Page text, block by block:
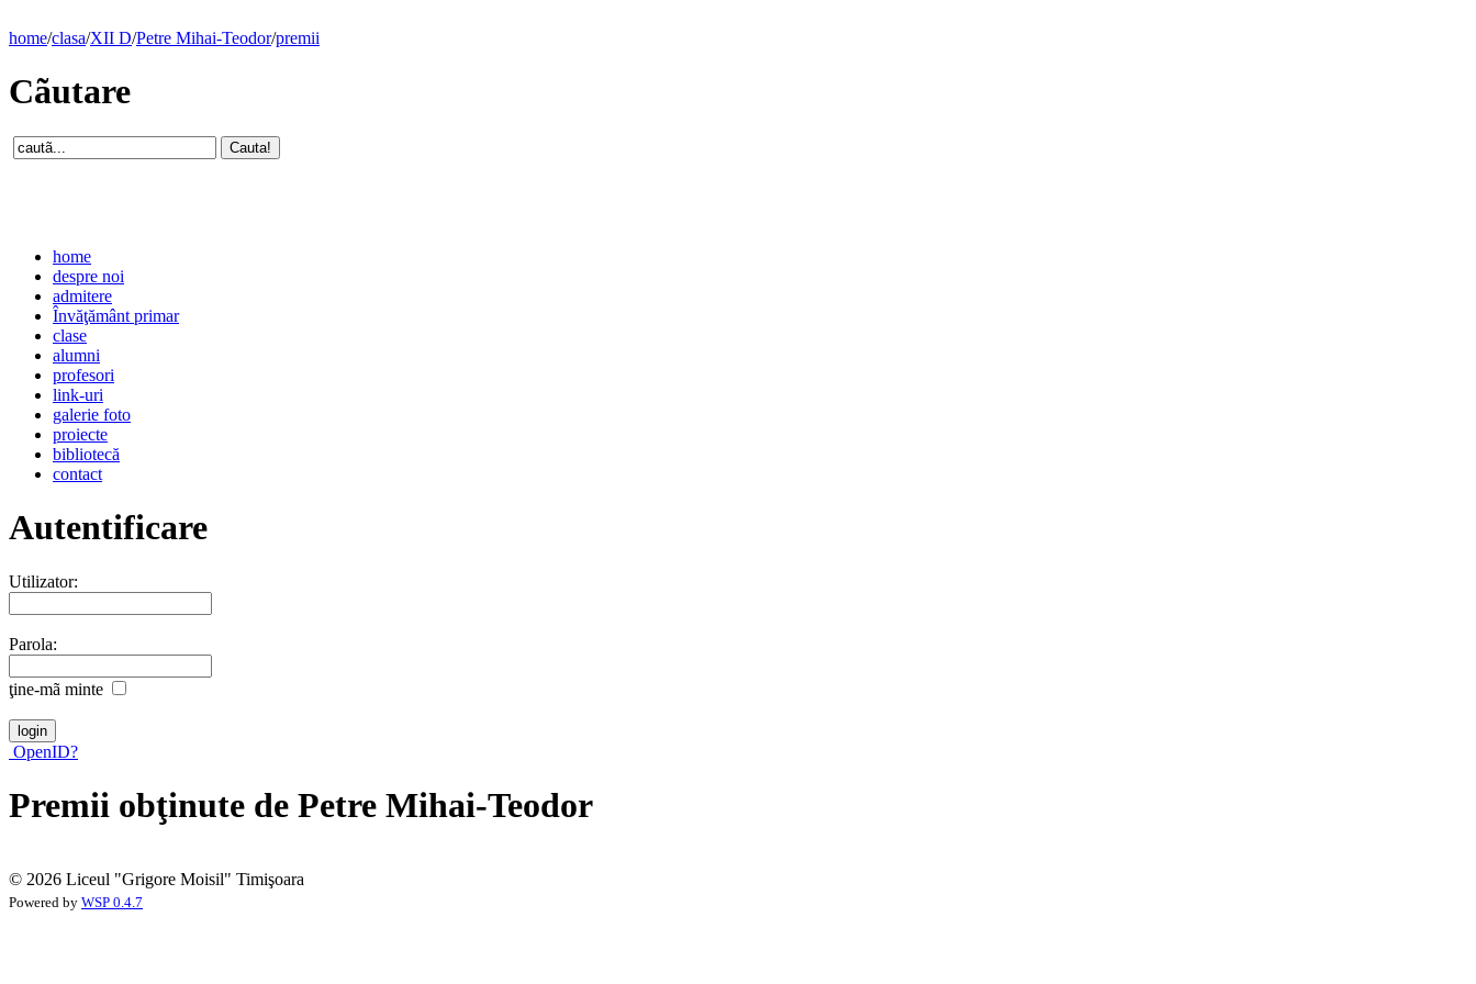
home/clasa/XII D/Petre Mihai-Teodor/premii
Cãutare
home
despre noi
admitere
Învăţământ primar
clase
alumni
profesori
link-uri
galerie foto
proiecte
bibliotecă
contact
Autentificare
Utilizator:
Parola:
ţine-mã minte
OpenID?
Premii obţinute de Petre Mihai-Teodor
© 2026 Liceul "Grigore Moisil" Timişoara
Powered by WSP 0.4.7